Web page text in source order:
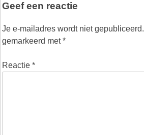
Geef een reactie
Je e-mailadres wordt niet gepubliceerd.
gemarkeerd met*
Reactie *